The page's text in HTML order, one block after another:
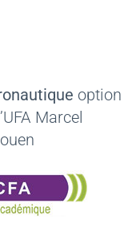
option
Marcel